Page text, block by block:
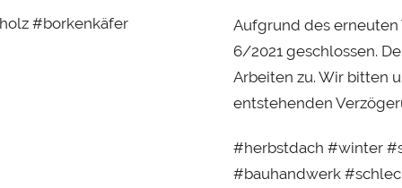
#borkenkäfer
Aufgrund des erneuten
6/2021 geschlossen.
Arbeiten zu. Wir bitten
entstehenden
#herbstdach #winter
#bauhandwerk